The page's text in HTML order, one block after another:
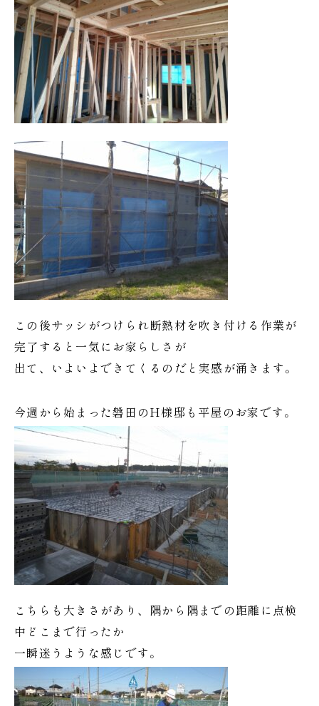
この後サッシがつけられ断熱材を吹き付ける作業が
完了すると一気にお家らしさが
出て、いよいよできてくるのだと実感が涌きます。
今週から始まった磐田のH様邸も平屋のお家です。
こちらも大きさがあり、隅から隅までの距離に点検
中どこまで行ったか
一瞬迷うような感じです。